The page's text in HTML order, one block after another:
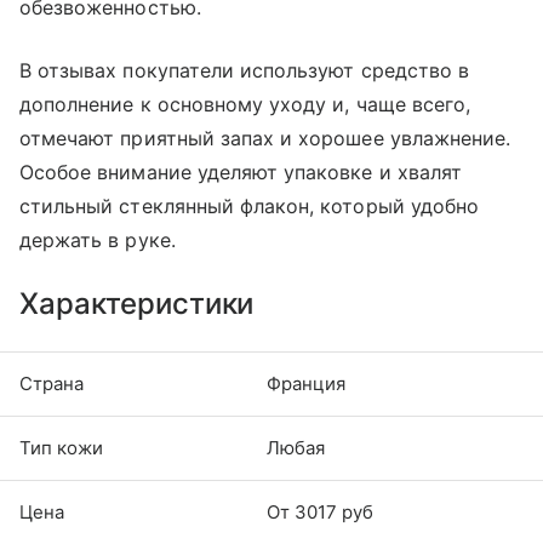
обезвоженностью.
В отзывах покупатели используют средство в
дополнение к основному уходу и, чаще всего,
отмечают приятный запах и хорошее увлажнение.
Особое внимание уделяют упаковке и хвалят
стильный стеклянный флакон, который удобно
держать в руке.
Характеристики
Страна Франция
Тип кожи Любая
Цена От 3017 руб